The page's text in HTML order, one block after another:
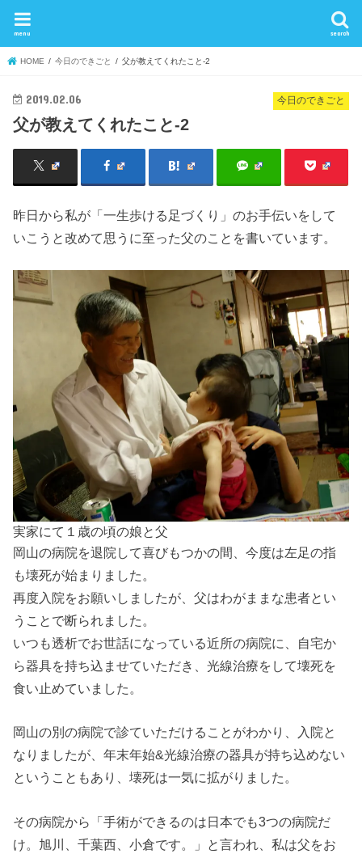
search
menu
HOME 今日のできごと 父が教えてくれたこと-2
今日のできごと
2019.02.06
父が教えてくれたこと-2
昨日から私が「一生歩ける足づくり」のお手伝いをして
いこうと改めて思うに至った父のことを書いています。
実家にて１歳の頃の娘と父
岡山の病院を退院して喜びもつかの間、今度は左足の指
も壊死が始まりました。
再度入院をお願いしましたが、父はわがままな患者とい
うことで断られました。
いつも透析でお世話になっている近所の病院に、自宅か
ら器具を持ち込ませていただき、光線治療をして壊死を
食い止めていました。
岡山の別の病院で診ていただけることがわかり、入院と
なりましたが、年末年始&光線治療の器具が持ち込めない
ということもあり、壊死は一気に拡がりました。
その病院から「手術ができるのは日本でも3つの病院だ
け。旭川、千葉西、小倉です。」と言われ、私は父をお